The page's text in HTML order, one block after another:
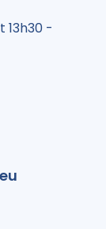
13h30 -